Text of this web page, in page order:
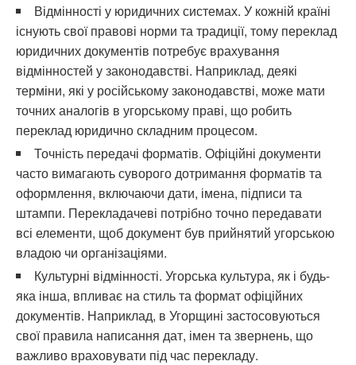
Відмінності у юридичних системах. У кожній країні
існують свої правові норми та традиції, тому переклад
юридичних документів потребує врахування
відмінностей у законодавстві. Наприклад, деякі
терміни, які у російському законодавстві, може мати
точних аналогів в угорському праві, що робить
переклад юридично складним процесом.
Точність передачі форматів. Офіційні документи
часто вимагають суворого дотримання форматів та
оформлення, включаючи дати, імена, підписи та
штампи. Перекладачеві потрібно точно передавати
всі елементи, щоб документ був прийнятий угорською
владою чи організаціями.
Культурні відмінності. Угорська культура, як і будь-
яка інша, впливає на стиль та формат офіційних
документів. Наприклад, в Угорщині застосовуються
свої правила написання дат, імен та звернень, що
важливо враховувати під час перекладу.